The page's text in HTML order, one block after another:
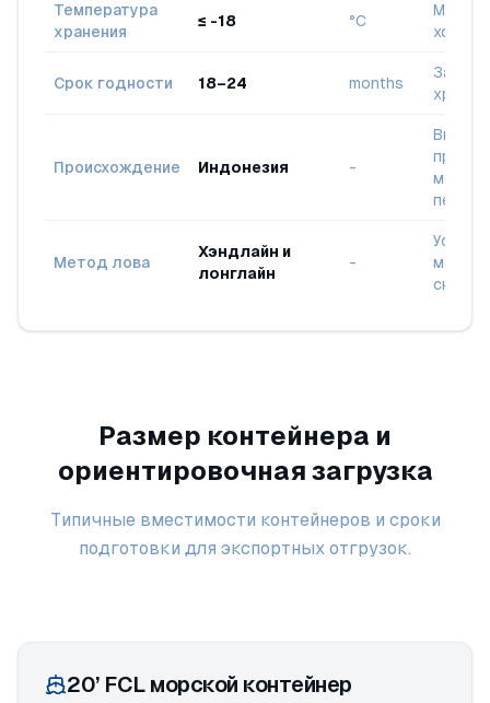
Температура
хранения
≤ -18 °C
Срок годности 18–24 months
Происхождение Индонезия -
Вылов
Метод лова
Хэндлайн и
лонглайн
-
Размер контейнера и
ориентировочная загрузка
Типичные вместимости контейнеров и сроки
подготовки для экспортных отгрузок.
20’ FCL морской контейнер